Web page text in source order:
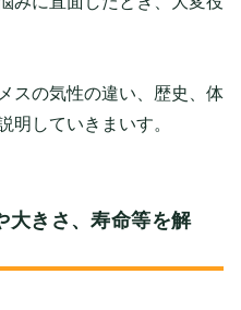
スの気性の違い、歴史、体
明していきまいす。
大きさ、寿命等を解